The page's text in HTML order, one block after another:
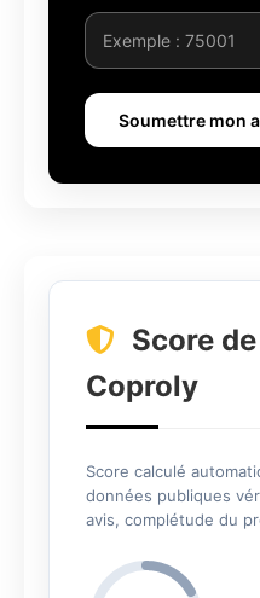
Soumettre mon
Score
Coproly
Score calculé
données publiques
avis, complétude du